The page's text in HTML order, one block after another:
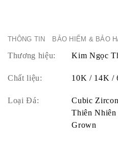
THÔNG TIN BẢO HIỂM & BẢO
Thương hiệu: Kim Ngọc
Chất liệu: 10K / 14K /
Loại Đá:
Cubic
Thiên
Grown